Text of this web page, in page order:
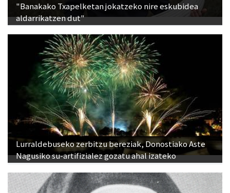
"Banakako Txapelketan jokatzeko nire eskubidea
aldarrikatzen dut"
Lurraldebuseko zerbitzu bereziak, Donostiako Aste
Nagusiko su-artifizialez gozatu ahal izateko